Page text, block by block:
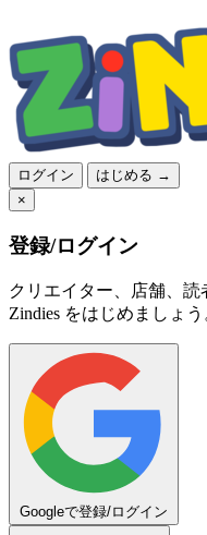
ログイン
はじめる →
×
登録/ログイン
クリエイター、店舗、読
Zindies をはじめましょう
Googleで登録/ログイン